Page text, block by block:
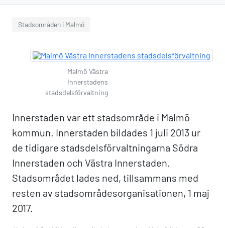
Stadsområden i Malmö
Malmö Västra
Innerstadens
stadsdelsförvaltning
Innerstaden var ett stadsområde i Malmö
kommun. Innerstaden bildades 1 juli 2013 ur
de tidigare stadsdelsförvaltningarna Södra
Innerstaden och Västra Innerstaden.
Stadsområdet lades ned, tillsammans med
resten av stadsområdesorganisationen, 1 maj
2017.